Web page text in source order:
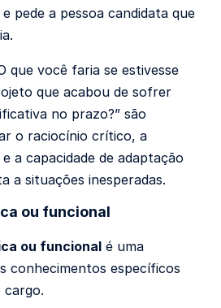
pede a pessoa candidata que
que você faria se estivesse
que acabou de sofrer
no prazo?” são
o raciocínio crítico, a
a capacidade de adaptação
a situações inesperadas.
ou funcional
ou funcional é uma
conhecimentos específicos
cargo.